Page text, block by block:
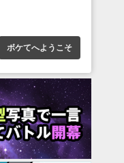
ボケてへようこそ